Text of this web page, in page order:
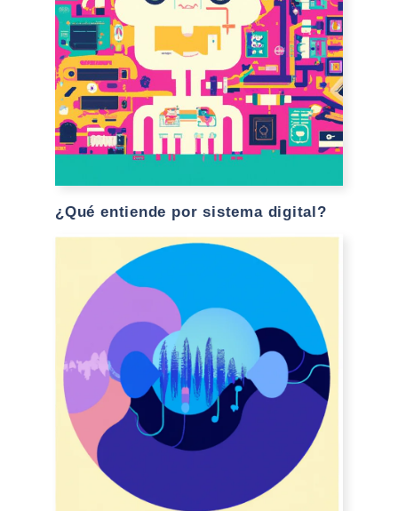
¿Qué entiende por sistema digital?